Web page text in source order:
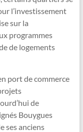
l’investissement
sur la
programmes
de logements
port de commerce
de
Bouygues
ses anciens